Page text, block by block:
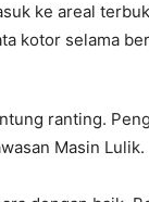
ke areal
kotor selama
ranting.
Masin Lulik.